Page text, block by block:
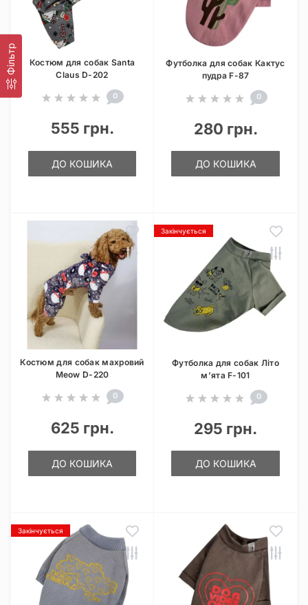
Фільтр
Костюм для собак Santa
Claus D-202
0
555 грн.
ДО КОШИКА
Футболка для собак Кактус
пудра F-87
0
280 грн.
ДО КОШИКА
Костюм для собак махровий
Meow D-220
0
625 грн.
ДО КОШИКА
Закінчується
Футболка для собак Літо
м’ята F-101
0
295 грн.
ДО КОШИКА
Закінчується